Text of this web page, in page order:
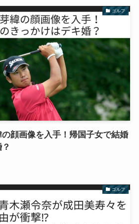
ゴルフ
顔画像を入手！帰国子女で結婚
ゴルフ